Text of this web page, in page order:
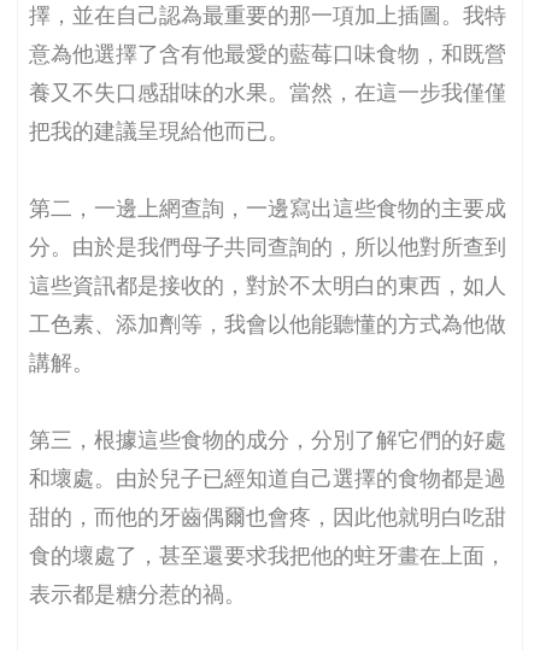
擇，並在自己認為最重要的那一項加上插圖。我特
意為他選擇了含有他最愛的藍莓口味食物，和既營
養又不失口感甜味的水果。當然，在這一步我僅僅
把我的建議呈現給他而已。
第二，一邊上網查詢，一邊寫出這些食物的主要成
分。由於是我們母子共同查詢的，所以他對所查到
這些資訊都是接收的，對於不太明白的東西，如人
工色素、添加劑等，我會以他能聽懂的方式為他做
講解。
第三，根據這些食物的成分，分別了解它們的好處
和壞處。由於兒子已經知道自己選擇的食物都是過
甜的，而他的牙齒偶爾也會疼，因此他就明白吃甜
食的壞處了，甚至還要求我把他的蛀牙畫在上面，
表示都是糖分惹的禍。